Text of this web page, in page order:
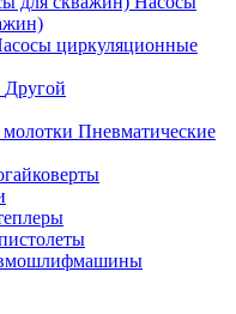
циркуляционные
Другой
Пневматические